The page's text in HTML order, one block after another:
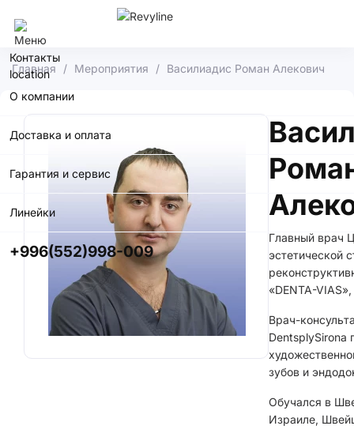
Контакты
О компании
Доставка и оплата
Гарантия и сервис
Линейки
+996(552)998-009
Главная Мероприятия Василиадис Роман Алекович
Главный врач
эстетической
«DENTA-
Врач-
DentsplySirona
зубов и
Обучался в
Израиле,